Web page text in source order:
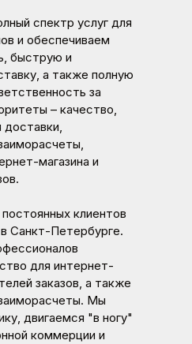
спектр услуг для
и обеспечиваем
быструю и
а также полную
за
– качество,
доставки,
магазина и
клиентов
Санкт-Петербурге.
для интернет-
заказов, а также
Мы
двигаемся "в ногу"
коммерции и